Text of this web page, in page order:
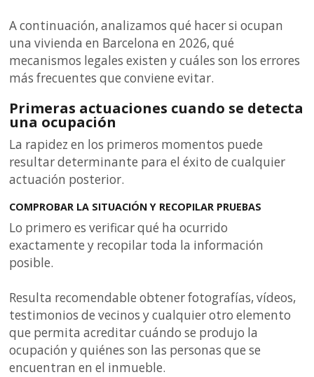
A continuación, analizamos qué hacer si ocupan
una vivienda en Barcelona en 2026, qué
mecanismos legales existen y cuáles son los errores
más frecuentes que conviene evitar.
Primeras actuaciones cuando se detecta
una ocupación
La rapidez en los primeros momentos puede
resultar determinante para el éxito de cualquier
actuación posterior.
COMPROBAR LA SITUACIÓN Y RECOPILAR PRUEBAS
Lo primero es verificar qué ha ocurrido
exactamente y recopilar toda la información
posible.
Resulta recomendable obtener fotografías, vídeos,
testimonios de vecinos y cualquier otro elemento
que permita acreditar cuándo se produjo la
ocupación y quiénes son las personas que se
encuentran en el inmueble.